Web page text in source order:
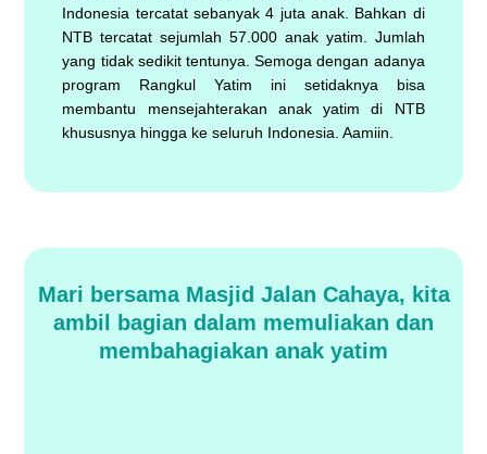
Indonesia tercatat sebanyak 4 juta anak. Bahkan di
NTB tercatat sejumlah 57.000 anak yatim. Jumlah
yang tidak sedikit tentunya. Semoga dengan adanya
program Rangkul Yatim ini setidaknya bisa
membantu mensejahterakan anak yatim di NTB
khususnya hingga ke seluruh Indonesia. Aamiin.
Mari bersama Masjid Jalan Cahaya, kita
ambil bagian dalam memuliakan dan
membahagiakan anak yatim